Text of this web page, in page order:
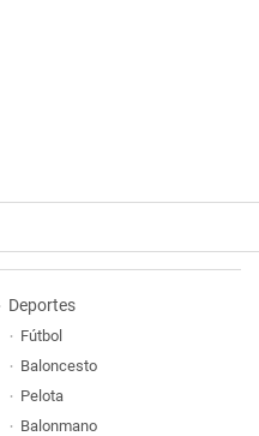
Deportes
Fútbol
Baloncesto
Pelota
Balonmano